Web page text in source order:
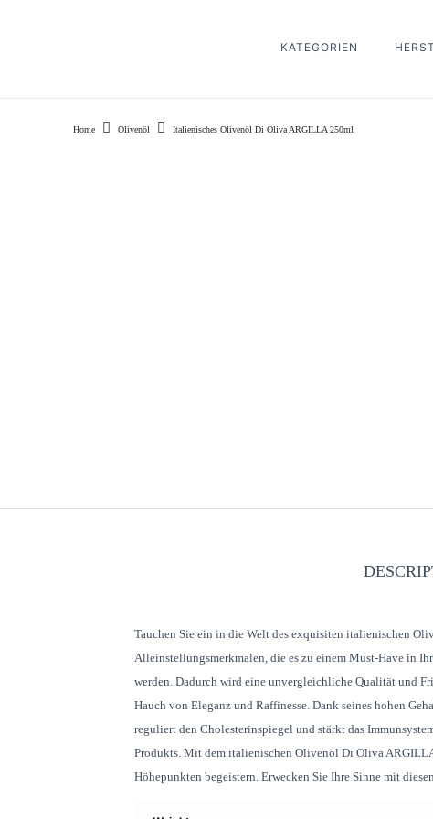
KATEGORIEN
Home Olivenöl Italienisches Olivenöl Di Oliva ARGILLA 250ml
Tauchen Sie ein in die Welt des exquisiten italienischen
Alleinstellungsmerkmalen, die es zu einem Must-Have in
werden. Dadurch wird eine unvergleichliche Qualität und
Hauch von Eleganz und Raffinesse. Dank seines hohen
reguliert den Cholesterinspiegel und stärkt das
Produkts. Mit dem italienischen Olivenöl Di Oliva
Höhepunkten begeistern. Erwecken Sie Ihre Sinne mit